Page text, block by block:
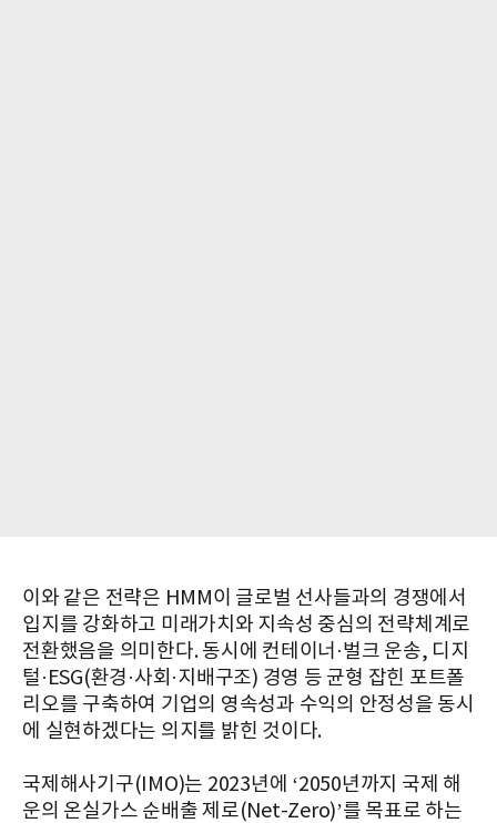
이와 같은 전략은 HMM이 글로벌 선사들과의 경쟁에서
입지를 강화하고 미래가치와 지속성 중심의 전략체계로
전환했음을 의미한다. 동시에 컨테이너·벌크 운송, 디지
털·ESG(환경·사회·지배구조) 경영 등 균형 잡힌 포트폴
리오를 구축하여 기업의 영속성과 수익의 안정성을 동시
에 실현하겠다는 의지를 밝힌 것이다.
국제해사기구(IMO)는 2023년에 ‘2050년까지 국제 해
운의 온실가스 순배출 제로(Net-Zero)’를 목표로 하는